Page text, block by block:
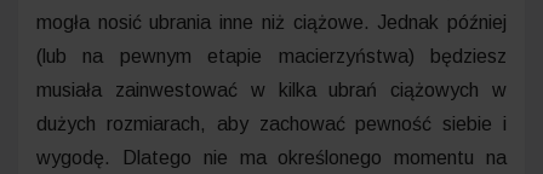
mogła nosić ubrania inne niż ciążowe. Jednak później
(lub na pewnym etapie macierzyństwa) będziesz
musiała zainwestować w kilka ubrań ciążowych w
dużych rozmiarach, aby zachować pewność siebie i
wygodę. Dlatego nie ma określonego momentu na